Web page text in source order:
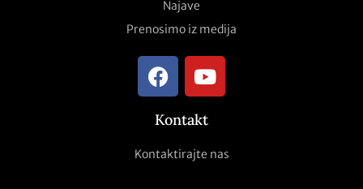
Najave
Prenosimo iz medija
Kontakt
Kontaktirajte nas